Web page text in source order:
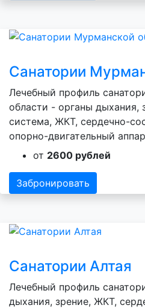
Санатории
Лечебный профиль
области - органы дыхания,
система, ЖКТ, сердечно-
опорно-двигательный
от 2600 рублей
Забронировать
Санатории Алтая
Лечебный профиль
дыхания, зрение, ЖКТ,